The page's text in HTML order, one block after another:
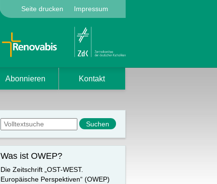
Seite drucken Impressum
Abonnieren Kontakt
Suchformular Suche
Was ist OWEP?
Die Zeitschrift „OST-WEST.
Europäische Perspektiven“ (OWEP)